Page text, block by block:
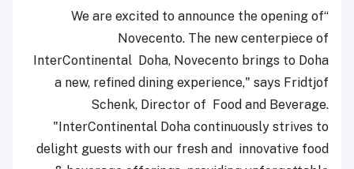
“We are excited to announce the opening of
Novecento. The new centerpiece of
InterContinental Doha, Novecento brings to Doha
a new, refined dining experience," says Fridtjof
Schenk, Director of Food and Beverage.
"InterContinental Doha continuously strives to
delight guests with our fresh and innovative food